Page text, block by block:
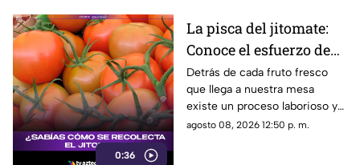
0:36
La pisca del jitomate:
Conoce el esfuerzo de
los jornaleros y el
cuidado en el campo
Detrás de cada fruto fresco
que llega a nuestra mesa
existe un proceso laborioso y
tradicional conocido como la
agosto 08, 2026 12:50 p. m.